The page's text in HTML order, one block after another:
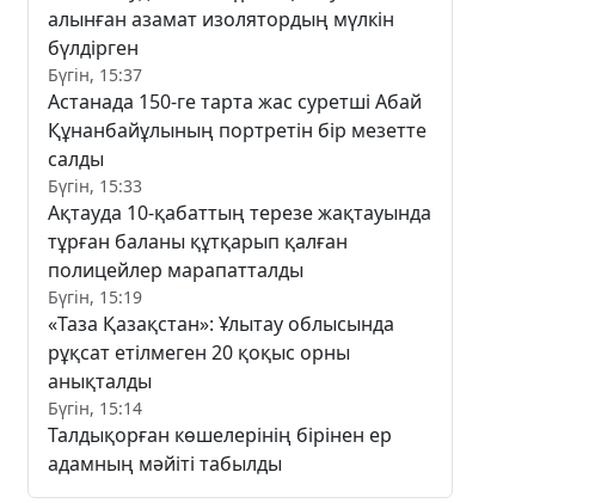
алынған азамат изолятордың мүлкін
бүлдірген
Бүгін, 15:37
Астанада 150-ге тарта жас суретші Абай
Құнанбайұлының портретін бір мезетте
салды
Бүгін, 15:33
Ақтауда 10-қабаттың терезе жақтауында
тұрған баланы құтқарып қалған
полицейлер марапатталды
Бүгін, 15:19
«Таза Қазақстан»: Ұлытау облысында
рұқсат етілмеген 20 қоқыс орны
анықталды
Бүгін, 15:14
Талдықорған көшелерінің бірінен ер
адамның мәйіті табылды